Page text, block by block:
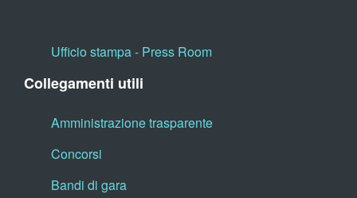
Ufficio stampa - Press Room
Collegamenti utili
Amministrazione trasparente
Concorsi
Bandi di gara